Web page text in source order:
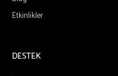
Etkinlikler
DESTEK